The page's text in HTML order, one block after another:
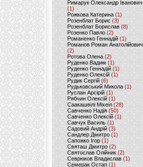
Римарук Олександр Іванович
(1)
Рожкова Катерина(1)
Розенблат Борис (3)
Розенблат Борислав (8)
Розенко Павло (2)
Романенко Геннадій (1)
Романов Роман Анатолійович
(2)
Ротова Олена(2)
Руденко Вадим (1)
Руденко Геннадій (1)
Руденко Олексій(1)
Рудик Сергій(6)
Рудьковський Микола (1)
Руслан Арсірій(1)
Рябчин Олексій (1)
Саакашвілі Міхеіл(28)
Савченко Надія (50)
Савченко Олексій(1)
Савчук Василь (1)
Садовий Андрій (3)
Сандлер Дмитро(1)
Сапожко Ігор(1)
Святаш Дмитро (2)
Святослав Олійник (2)
Севрюков Владислав (1)
Семерак Остап (1)